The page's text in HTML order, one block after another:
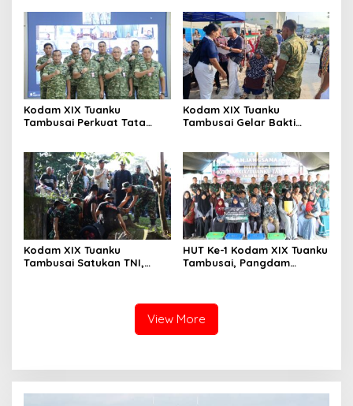
Kunci
Kodam XIX Tuanku
Tambusai Perkuat Tata
Penatausahaan Sesi II TA
2026
Kodam XIX Tuanku
Tambusai Gelar Bakti
Kodam XIX Tuanku
Tambusai Satukan TNI,
HUT Ke-1 Kodam XIX Tuanku
Tambusai, Pangdam
View More